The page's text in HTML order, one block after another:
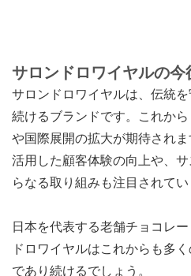
サロンドロワイヤルの今
サロンドロワイヤルは、伝統
続けるブランドです。これか
や国際展開の拡大が期待され
活用した顧客体験の向上や、
らなる取り組みも注目されてい
日本を代表する老舗チョコレ
ドロワイヤルはこれからも多
であり続けるでしょう。